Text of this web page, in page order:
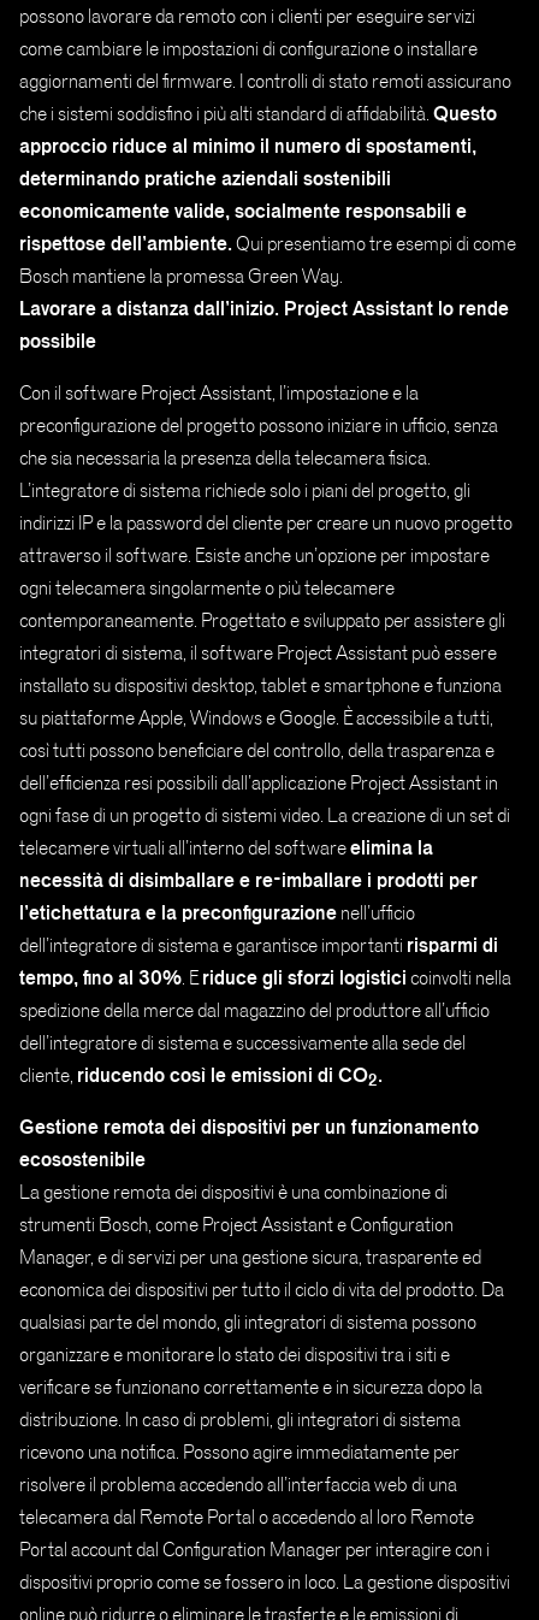
possono lavorare da remoto con i clienti per eseguire servizi
come cambiare le impostazioni di configurazione o installare
aggiornamenti del firmware. I controlli di stato remoti assicurano
che i sistemi soddisfino i più alti standard di affidabilità.Questo
approccio riduce al minimo il numero di spostamenti,
determinando pratiche aziendali sostenibili
economicamente valide, socialmente responsabili e
rispettose dell’ambiente.Qui presentiamo tre esempi di come
Bosch mantiene la promessa Green Way.
Lavorare a distanza dall’inizio. Project Assistant lo rende
possibile
Con il software Project Assistant, l’impostazione e la
preconfigurazione del progetto possono iniziare in ufficio, senza
che sia necessaria la presenza della telecamera fisica.
L’integratore di sistema richiede solo i piani del progetto, gli
indirizzi IP e la password del cliente per creare un nuovo progetto
attraverso il software. Esiste anche un’opzione per impostare
ogni telecamera singolarmente o più telecamere
contemporaneamente. Progettato e sviluppato per assistere gli
integratori di sistema, il software Project Assistant può essere
installato su dispositivi desktop, tablet e smartphone e funziona
su piattaforme Apple, Windows e Google. È accessibile a tutti,
così tutti possono beneficiare del controllo, della trasparenza e
dell’efficienza resi possibili dall’applicazione Project Assistant in
ogni fase di un progetto di sistemi video. La creazione di un set di
telecamere virtuali all’interno del softwareelimina la
necessità di disimballare e re-imballare i prodotti per
l’etichettatura e la preconfigurazionenell’ufficio
dell’integratore di sistema e garantisce importanti risparmi di
tempo, fino al 30%. Eriduce gli sforzi logisticicoinvolti nella
spedizione della merce dal magazzino del produttore all’ufficio
dell’integratore di sistema e successivamente alla sede del
cliente, riducendo così le emissioni di CO2.
Gestione remota dei dispositivi per un funzionamento
ecosostenibile
La gestione remota dei dispositivi è una combinazione di
strumenti Bosch, come Project Assistant e Configuration
Manager, e di servizi per una gestione sicura, trasparente ed
economica dei dispositivi per tutto il ciclo di vita del prodotto. Da
qualsiasi parte del mondo, gli integratori di sistema possono
organizzare e monitorare lo stato dei dispositivi tra i siti e
verificare se funzionano correttamente e in sicurezza dopo la
distribuzione. In caso di problemi, gli integratori di sistema
ricevono una notifica. Possono agire immediatamente per
risolvere il problema accedendo all’interfaccia web di una
telecamera dal Remote Portal o accedendo al loro Remote
Portal account dal Configuration Manager per interagire con i
dispositivi proprio come se fossero in loco. La gestione dispositivi
online può ridurre o eliminare le trasferte e le emissioni di